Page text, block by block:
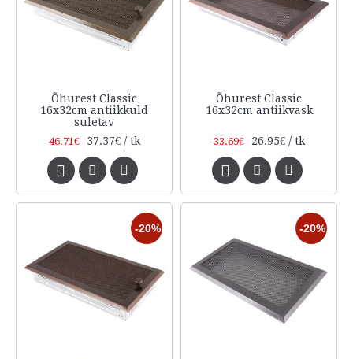
Õhurest Classic
16x32cm antiikkuld
suletav
46.71€ 37.37€ / tk
Õhurest Classic
16x32cm antiikvask
33.69€ 26.95€ / tk
-20% -20%